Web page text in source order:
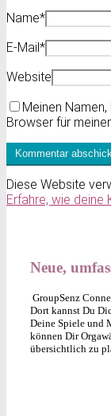
Name*
E-Mail*
Website
Meinen
Browser für
Diese Website
Erfahre, wie deine
Neue,
GroupSenz
Dort kannst Du
Deine Spiele und
können Dir
übersichtlich zu